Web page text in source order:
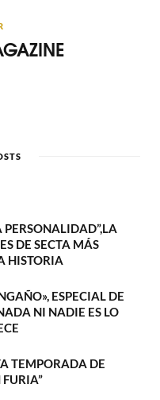
PERSONALIDAD”,LA
DE SECTA MÁS
HISTORIA
ESPECIAL DE
NI NADIE ES LO
TEMPORADA DE
FURIA”